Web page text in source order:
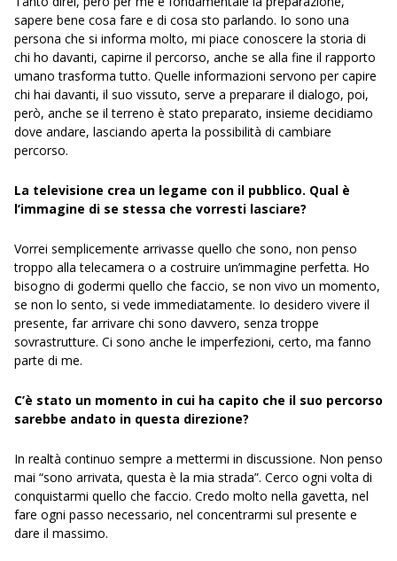
sapere bene cosa fare e di cosa sto parlando. Io sono una
persona che si informa molto, mi piace conoscere la storia di
chi ho davanti, capirne il percorso, anche se alla fine il rapporto
umano trasforma tutto. Quelle informazioni servono per capire
chi hai davanti, il suo vissuto, serve a preparare il dialogo, poi,
però, anche se il terreno è stato preparato, insieme decidiamo
dove andare, lasciando aperta la possibilità di cambiare
percorso.
La televisione crea un legame con il pubblico. Qual è
l’immagine di se stessa che vorresti lasciare?
Vorrei semplicemente arrivasse quello che sono, non penso
troppo alla telecamera o a costruire un’immagine perfetta. Ho
bisogno di godermi quello che faccio, se non vivo un momento,
se non lo sento, si vede immediatamente. Io desidero vivere il
presente, far arrivare chi sono davvero, senza troppe
sovrastrutture. Ci sono anche le imperfezioni, certo, ma fanno
parte di me.
C’è stato un momento in cui ha capito che il suo percorso
sarebbe andato in questa direzione?
In realtà continuo sempre a mettermi in discussione. Non penso
mai “sono arrivata, questa è la mia strada”. Cerco ogni volta di
conquistarmi quello che faccio. Credo molto nella gavetta, nel
fare ogni passo necessario, nel concentrarmi sul presente e
dare il massimo.